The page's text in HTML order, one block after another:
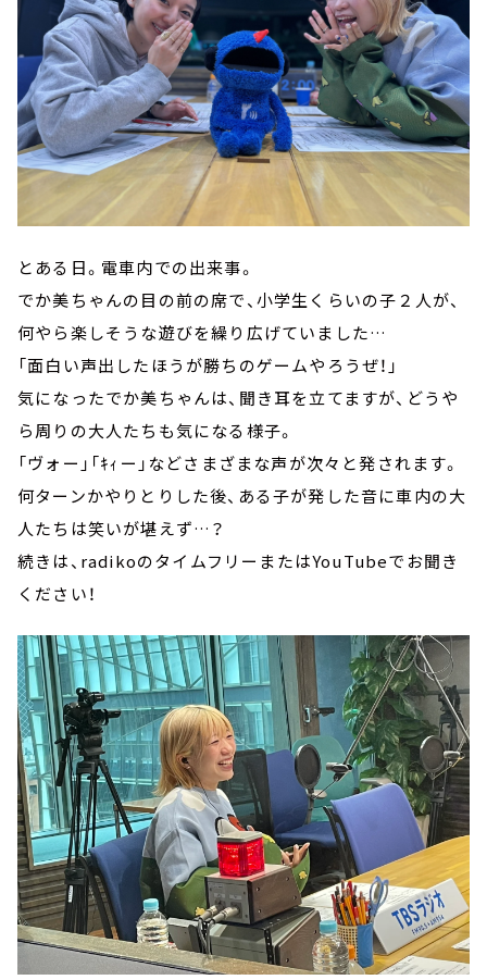
とある日。電車内での出来事。
でか美ちゃんの目の前の席で、小学生くらいの子２人が、
何やら楽しそうな遊びを繰り広げていました…
「面白い声出したほうが勝ちのゲームやろうぜ！」
気になったでか美ちゃんは、聞き耳を立てますが、どうや
ら周りの大人たちも気になる様子。
「ヴォー」「ｷｨー」などさまざまな声が次々と発されます。
何ターンかやりとりした後、ある子が発した音に車内の大
人たちは笑いが堪えず…？
続きは、radikoのタイムフリーまたはYouTubeでお聞き
ください！